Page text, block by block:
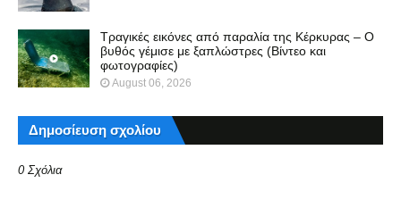
Τραγικές εικόνες από παραλία της Κέρκυρας – Ο
βυθός γέμισε με ξαπλώστρες (Βίντεο και
φωτογραφίες)
August 06, 2026
Δημοσίευση σχολίου
0 Σχόλια